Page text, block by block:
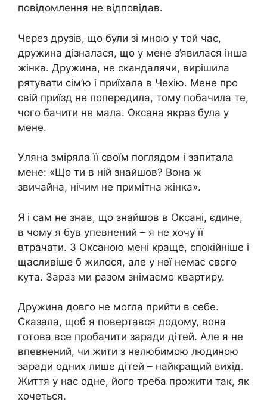
повідомлення не відповідав.
Через друзів, що були зі мною у той час,
дружина дізналася, що у мене з’явилася інша
жінка. Дружина, не скандалячи, вирішила
рятувати сім’ю і приїхала в Чехію. Мене про
свій приїзд не попередила, тому побачила те,
чого бачити не мала. Оксана якраз була у
мене.
Уляна зміряла її своїм поглядом і запитала
мене: «Що ти в ній знайшов? Вона ж
звичайна, нічим не примітна жінка».
Я і сам не знав, що знайшов в Оксані, єдине,
в чому я був упевнений – я не хочу її
втрачати. З Оксаною мені краще, спокійніше і
щасливіше б жилося, але у неї немає свого
кута. Зараз ми разом знімаємо квартиру.
Дружина довго не могла прийти в себе.
Сказала, щоб я повертався додому, вона
готова все пробачити заради дітей. Але я не
впевнений, чи жити з нелюбимою людиною
заради одних лише дітей – найкращий вихід.
Життя у нас одне, його треба прожити так, як
хочеться.